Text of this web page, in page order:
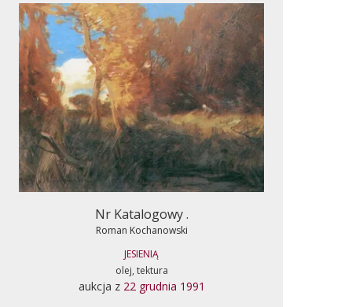
Nr Katalogowy .
Roman Kochanowski
JESIENIĄ
olej, tektura
aukcja z 22 grudnia 1991